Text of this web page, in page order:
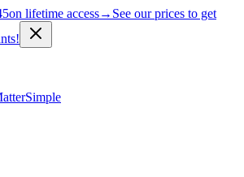
on lifetime access→ See our prices to get
Simple